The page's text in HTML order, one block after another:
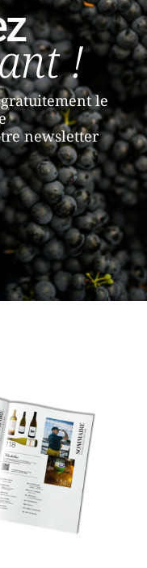
!
le
newsletter